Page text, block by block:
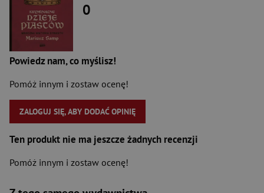
0
Powiedz nam, co myślisz!
Pomóż innym i zostaw ocenę!
ZALOGUJ SIĘ, ABY DODAĆ OPINIĘ
Ten produkt nie ma jeszcze żadnych recenzji
Pomóż innym i zostaw ocenę!